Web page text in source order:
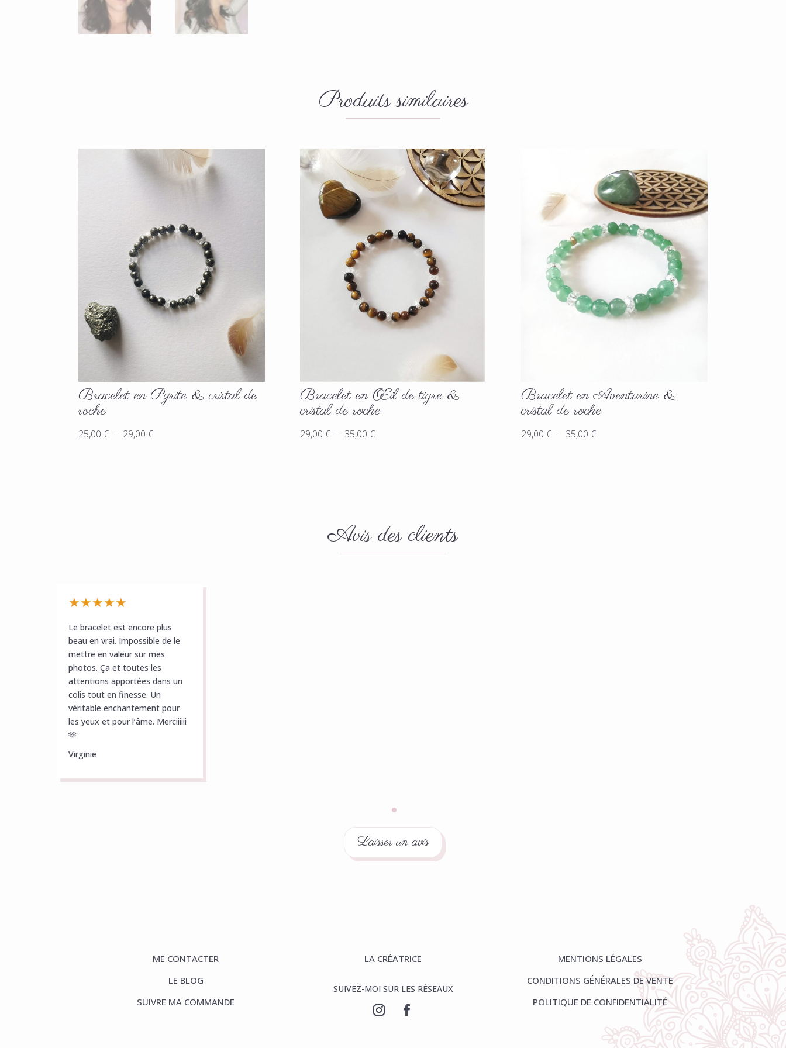
Produits similaires
Bracelet en Pyrite & cristal de
roche
25,00€ – 29,00€Plage
Bracelet en Œil de tigre &
cristal de roche
29,00 € – 35,00 €Plage
Bracelet en Aventurine &
cristal de roche
29,00 € – 35,00 €Plage
Avis des clients
★★★★★
Le bracelet est encore plus
beau en vrai. Impossible de le
mettre en valeur sur mes
photos. Ça et toutes les
attentions apportées dans un
colis tout en finesse. Un
véritable enchantement pour
les yeux et pour l’âme. Merciiiiii
🫶
Virginie
Laisser un avis
ME CONTACTER
LE BLOG
SUIVRE MA COMMANDE
LA CRÉATRICE
SUIVEZ-MOI SUR LES RÉSEAUX
MENTIONS LÉGALES
CONDITIONS GÉNÉRALES DE VENTE
POLITIQUE DE CONFIDENTIALITÉ